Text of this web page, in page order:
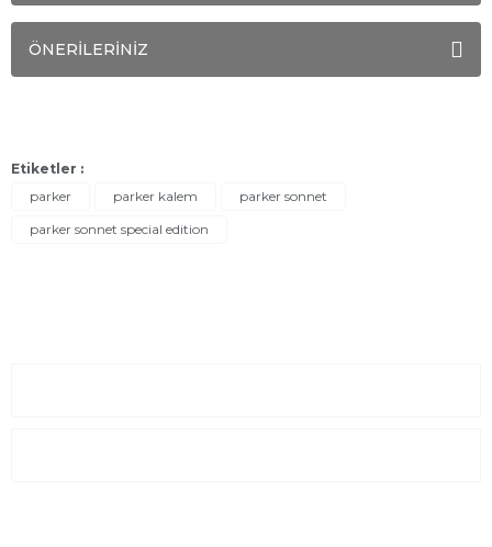
ÖNERİLERİNİZ
Etiketler :
parker
parker kalem
parker sonnet
parker sonnet special edition